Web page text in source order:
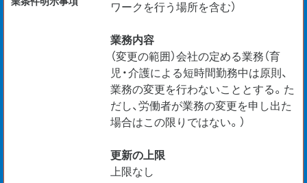
ワークを行う場所を含む）
業務内容
（変更の範囲）会社の定める業務（育
児・介護による短時間勤務中は原則、
業務の変更を行わないこととする。た
だし、労働者が業務の変更を申し出た
場合はこの限りではない。）
更新の上限
上限なし